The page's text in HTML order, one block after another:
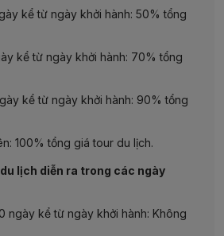
kể từ ngày khởi hành: 50% tổng
kể từ ngày khởi hành: 70% tổng
kể từ ngày khởi hành: 90% tổng
100% tổng giá tour du lịch.
lịch diễn ra trong các ngày
ngày kể từ ngày khởi hành: Không